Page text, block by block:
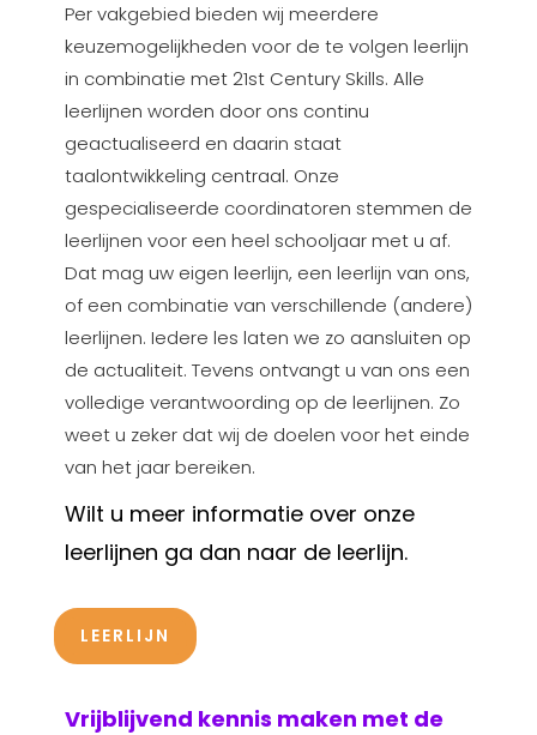
Per vakgebied bieden wij meerdere
keuzemogelijkheden voor de te volgen leerlijn
in combinatie met 21st Century Skills. Alle
leerlijnen worden door ons continu
geactualiseerd en daarin staat
taalontwikkeling centraal. Onze
gespecialiseerde coordinatoren stemmen de
leerlijnen voor een heel schooljaar met u af.
Dat mag uw eigen leerlijn, een leerlijn van ons,
of een combinatie van verschillende (andere)
leerlijnen. Iedere les laten we zo aansluiten op
de actualiteit. Tevens ontvangt u van ons een
volledige verantwoording op de leerlijnen. Zo
weet u zeker dat wij de doelen voor het einde
van het jaar bereiken.
Wilt u meer informatie over onze
leerlijnen ga dan naar de leerlijn.
LEERLIJN
Vrijblijvend kennis maken met de